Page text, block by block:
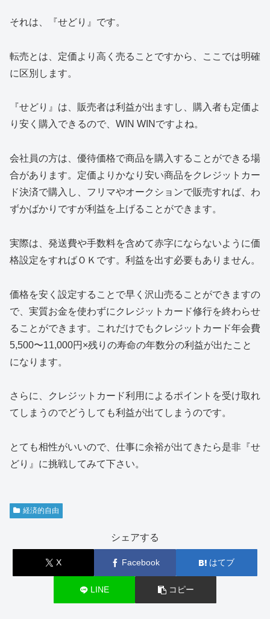
それは、『せどり』です。
転売とは、定価より高く売ることですから、ここでは明確
に区別します。
『せどり』は、販売者は利益が出ますし、購入者も定価よ
り安く購入できるので、WIN WINですよね。
会社員の方は、優待価格で商品を購入することができる場
合があります。定価よりかなり安い商品をクレジットカー
ド決済で購入し、フリマやオークションで販売すれば、わ
ずかばかりですが利益を上げることができます。
実際は、発送費や手数料を含めて赤字にならないように価
格設定をすればＯＫです。利益を出す必要もありません。
価格を安く設定することで早く沢山売ることができますの
で、実質お金を使わずにクレジットカード修行を終わらせ
ることができます。これだけでもクレジットカード年会費
5,500〜11,000円×残りの寿命の年数分の利益が出たこと
になります。
さらに、クレジットカード利用によるポイントを受け取れ
てしまうのでどうしても利益が出てしまうのです。
とても相性がいいので、仕事に余裕が出てきたら是非『せ
どり』に挑戦してみて下さい。
経済的自由
シェアする
X Facebook はてブ
LINE コピー